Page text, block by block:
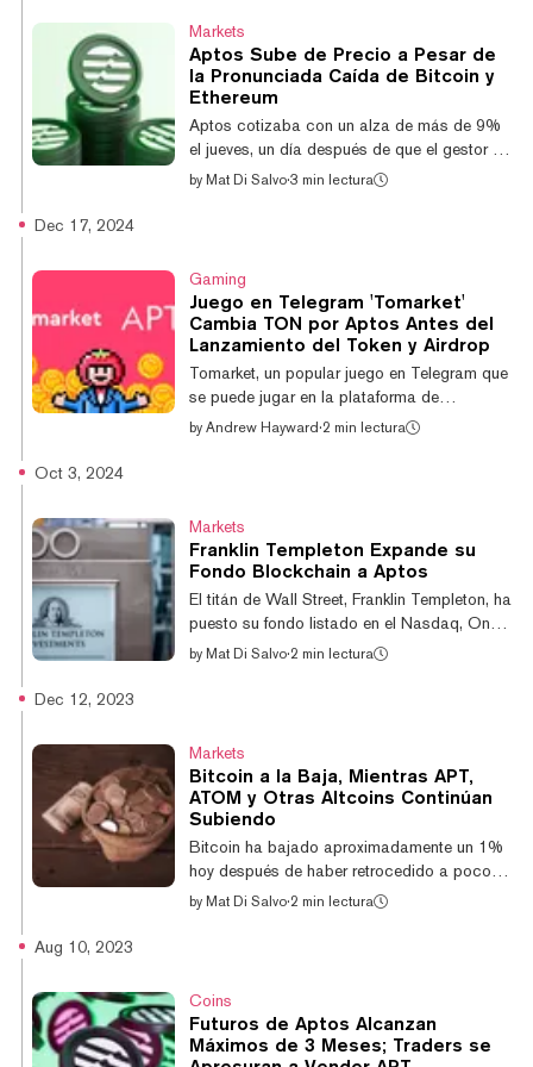
como Buzz por sus amigos y familiares,
señaló a Decrypt que espera abordar el
problema de imagen de Aptos y posicionarla
como una red premium de stablecoins,
recordando la visión original de Libra de
Facebook en la que...
Markets
Aptos Sube de Precio a Pesar de
la Pronunciada Caída de Bitcoin y
Ethereum
Aptos cotizaba con un alza de más de 9%
el jueves, un día después de que el gestor de
activos de criptomonedas Bitwise
manteniendo pérdidas sustanciales de los
últimos días. El repunte cambió el rumbo
para APT, el token de la blockchain de capa
1 Aptos y la 35ª moneda más grande por
valor de mercado, que ha caído
aproximadamente un 38% durant...
by Mat Di Salvo·3 min lectura
Dec 17, 2024
Gaming
Juego en Telegram 'Tomarket'
Cambia TON por Aptos Antes del
Lanzamiento del Token y Airdrop
Tomarket, un popular juego en Telegram que
se puede jugar en la plataforma de
mensajería como una mini aplicación, está
totales y 6 millones de usuarios activos
diarios, Tomarket lanzará su token TOMA el
20 de diciembre, con un airdrop para los
jugadores que cumplan ciertos criterios
dentro del juego. Estudio de Notcoin Revela
Plat...
by Andrew Hayward ·2 min lectura
Oct 3, 2024
Markets
Franklin Templeton Expande su
Fondo Blockchain a Aptos
El titán de Wall Street, Franklin Templeton, ha
puesto su fondo listado en el Nasdaq, On-
Chain U.S. Government Money Fund
futuro financiero verdaderamente
descentralizado y accesible". Aptos es la
blockchain detrás de APT, la 30ª
criptomoneda más grande por
capitalización de mercado. Su red fue
fundada por parte del equipo det...
by Mat Di Salvo·2 min lectura
Dec 12, 2023
Markets
Bitcoin a la Baja, Mientras APT,
ATOM y Otras Altcoins Continúan
Subiendo
Bitcoin ha bajado aproximadamente un 1%
hoy después de haber retrocedido a poco
más de $41.000, borrando algunas de esas
negociando a $8,91 por moneda, según
CoinGecko, habiendo aumentado más del
15% en 24 horas. El aumento se produce
by Mat Di Salvo·2 min lectura
Aug 10, 2023
Coins
Futuros de Aptos Alcanzan
Máximos de 3 Meses; Traders se